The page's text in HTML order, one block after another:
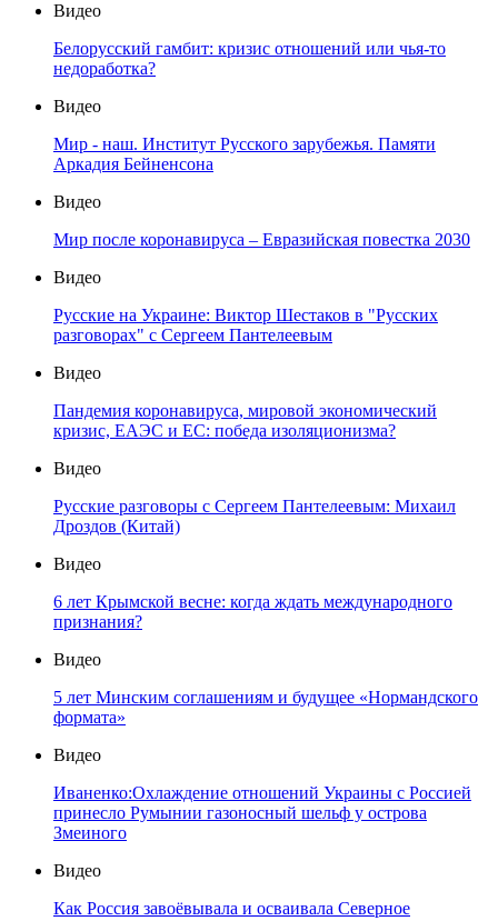
Видео
Белорусский гамбит: кризис отношений или чья-то
недоработка?
Видео
Мир - наш. Институт Русского зарубежья. Памяти
Аркадия Бейненсона
Видео
Мир после коронавируса – Евразийская повестка 2030
Видео
Русские на Украине: Виктор Шестаков в "Русских
разговорах" с Сергеем Пантелеевым
Видео
Пандемия коронавируса, мировой экономический
кризис, ЕАЭС и ЕС: победа изоляционизма?
Видео
Русские разговоры с Сергеем Пантелеевым: Михаил
Дроздов (Китай)
Видео
6 лет Крымской весне: когда ждать международного
признания?
Видео
5 лет Минским соглашениям и будущее «Нормандского
формата»
Видео
Иваненко:Охлаждение отношений Украины с Россией
принесло Румынии газоносный шельф у острова
Змеиного
Видео
Как Россия завоёвывала и осваивала Северное